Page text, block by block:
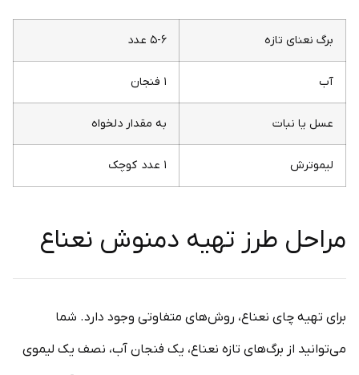
برگ نعنای تازه ۵-۶ عدد
آب ۱ فنجان
عسل یا نبات به مقدار دلخواه
لیموترش ۱ عدد کوچک
مراحل طرز تهیه دمنوش نعناع
برای تهیه چای نعناع، روش‌های متفاوتی وجود دارد. شما
می‌توانید از برگ‌های تازه نعناع، یک فنجان آب، نصف یک لیموی